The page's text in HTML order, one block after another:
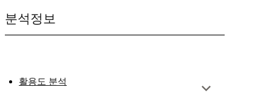
분석정보
활용도 분석